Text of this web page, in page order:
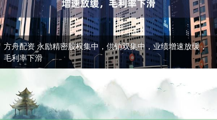
方舟配资 永励精密股权集中，供销双集中，业绩增速放缓，
毛利率下滑